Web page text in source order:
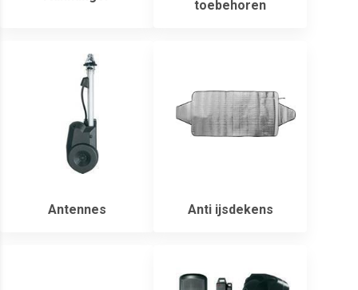
toebehoren
Antennes Anti ijsdekens